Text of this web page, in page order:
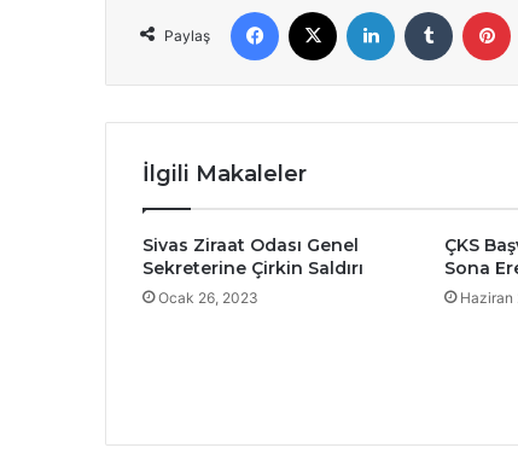
Paylaş
Facebook LinkedIn Tumblr
İlgili Makaleler
Sivas Ziraat Odası Genel
Sekreterine Çirkin Saldırı
Ocak 26, 2023
ÇKS
Sona
Haziran